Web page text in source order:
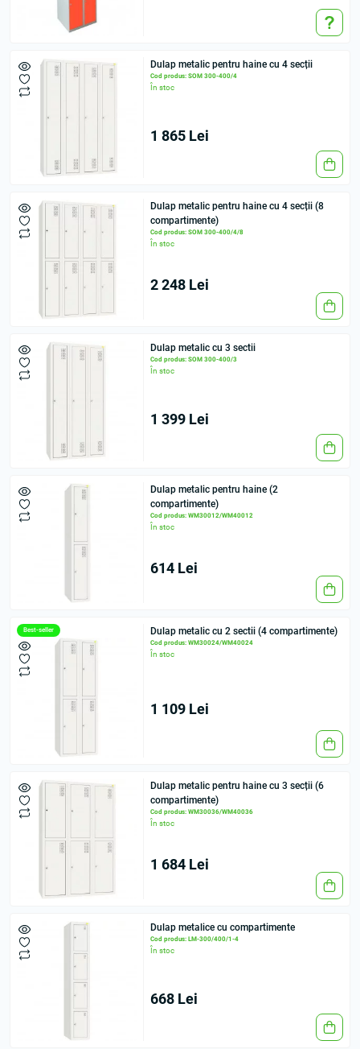
Dulap metalic pentru haine cu 4 secții
Cod produs: SOM 300-400/4
În stoc
1 865 Lei
Dulap metalic pentru haine cu 4 secții (8
compartimente)
Cod produs: SOM 300-400/4/8
În stoc
2 248 Lei
Dulap metalic cu 3 sectii
Cod produs: SOM 300-400/3
În stoc
1 399 Lei
Dulap metalic pentru haine (2
compartimente)
Cod produs: WM30012/WM40012
În stoc
614 Lei
Best-seller Dulap metalic cu 2 sectii (4 compartimente)
Cod produs: WM30024/WM40024
În stoc
1 109 Lei
Dulap metalic pentru haine cu 3 secții (6
compartimente)
Cod produs: WM30036/WM40036
În stoc
1 684 Lei
Dulap metalice cu compartimente
Cod produs: LM-300/400/1-4
În stoc
668 Lei